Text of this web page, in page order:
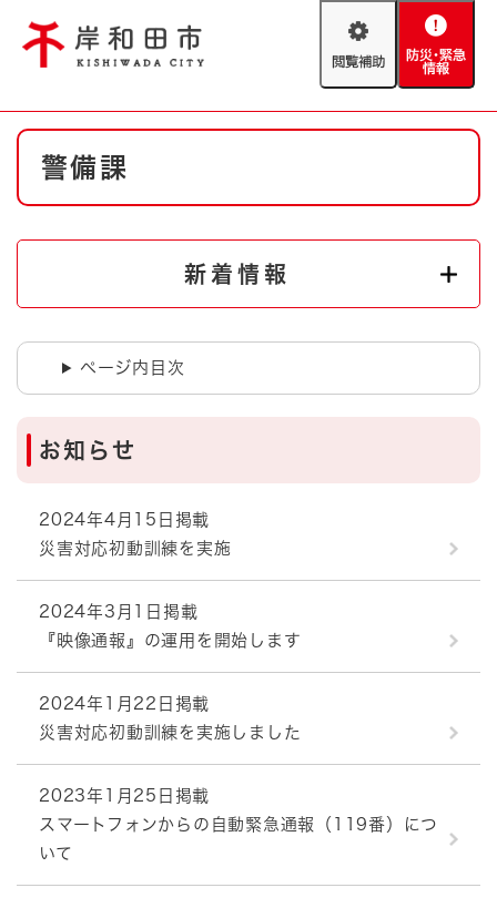
閲
助
防
緊
やさしい日本語
拡大
とじる
防災・緊急情報
ハザードマップ AED設置箇所
本
警備課
新着情報
ページ内目次
お知らせ
2024年4月15日掲載
災害対応初動訓練を実施
2024年3月1日掲載
『映像通報』の運用を開始します
2024年1月22日掲載
災害対応初動訓練を実施しました
2023年1月25日掲載
スマートフォンからの自動緊急通報（119番）につ
いて